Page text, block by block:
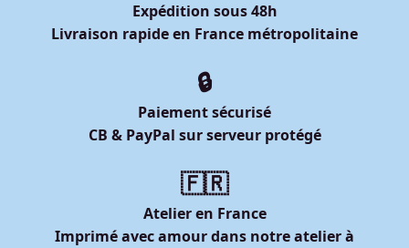
Expédition sous 48h
Livraison rapide en France métropolitaine
🔒
Paiement sécurisé
CB & PayPal sur serveur protégé
🇫🇷
Atelier en France
Imprimé avec amour dans notre atelier à